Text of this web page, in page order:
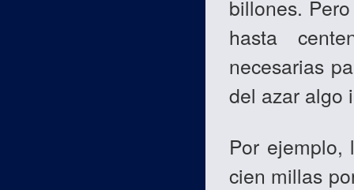
billones.
hasta
necesarias
del azar algo
Por
cien millas